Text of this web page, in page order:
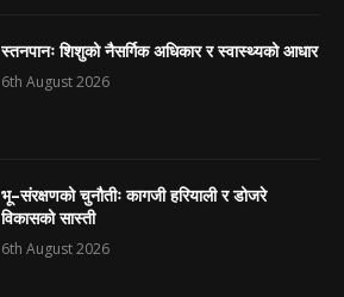
स्तनपानः शिशुको नैसर्गिक अधिकार र स्वास्थ्यको आधार
6th August 2026
भू–संरक्षणको चुनौतीः कागजी हरियाली र डोजरे
विकासको सास्ती
6th August 2026